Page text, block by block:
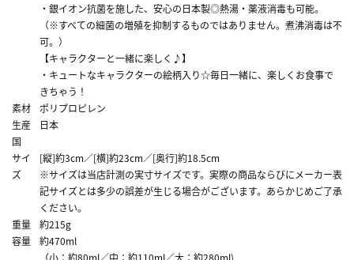
・銀イオン抗菌を施した、安心の日本製◎熱湯・薬液消毒も可能。
（※すべての細菌の増殖を抑制するものではありません。煮沸消毒は不
可。）
【キャラクターと一緒に楽しく♪】
・キュートなキャラクターの絵柄入り☆毎日一緒に、楽しくお食事で
きちゃう！
素材
ポリプロピレン
生産
国
日本
サイ
ズ
[縦]約3cm／[横]約23cm／[奥行]約18.5cm
※サイズは当店計測の実寸サイズです。実際の商品ならびにメーカー表
記サイズとは多少の誤差が生じる場合がございます。あらかじめご了承
ください。
重量
約215g
容量
約470ml
（小：約80ml／中：約110ml／大：約280ml)